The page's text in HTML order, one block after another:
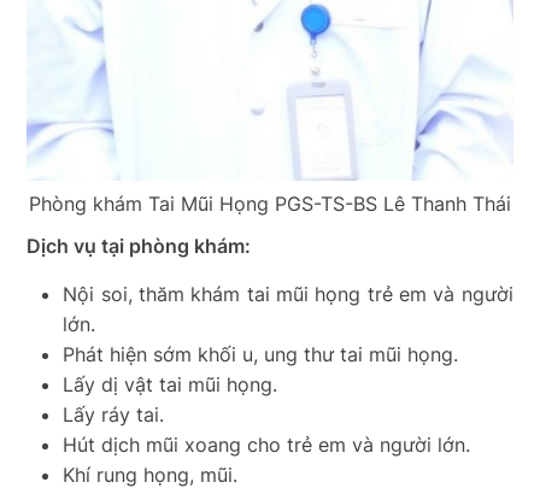
Phòng khám Tai Mũi Họng PGS-TS-BS Lê Thanh Thái
Dịch vụ tại phòng khám:
Nội soi, thăm khám tai mũi họng trẻ em và người
lớn.
Phát hiện sớm khối u, ung thư tai mũi họng.
Lấy dị vật tai mũi họng.
Lấy ráy tai.
Hút dịch mũi xoang cho trẻ em và người lớn.
Khí rung họng, mũi.